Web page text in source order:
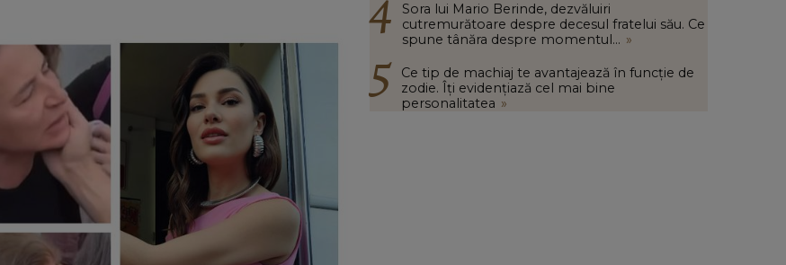
Sora lui Mario Berinde, dezvăluiri
cutremurătoare despre decesul fratelui său. Ce
spune tânăra despre momentul... »
Ce tip de machiaj te avantajează în funcție de
zodie. Îți evidențiază cel mai bine
personalitatea »